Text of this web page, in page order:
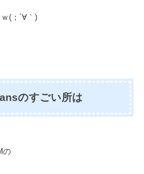
(；´∀｀)
のすごい所は
の